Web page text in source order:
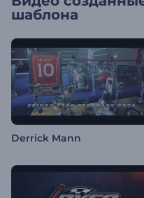
шаблона
Derrick Mann